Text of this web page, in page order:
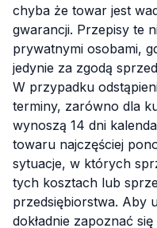
chyba że towar jest
gwarancji. Przepisy te
prywatnymi osobami,
jedynie za zgodą
W przypadku
terminy, zarówno dla
wynoszą 14 dni
towaru najczęściej
sytuacje, w których
tych kosztach lub
przedsiębiorstwa. Aby
dokładnie zapoznać